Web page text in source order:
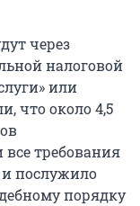
через
налоговой
или
что около 4,5
все требования
послужило
порядку